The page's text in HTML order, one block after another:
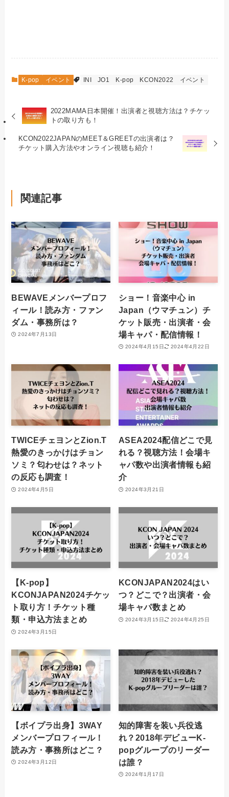
K-pop イベント INI JO1 K-pop KCON2022 イベント
2022MAMA日本開催！出演者と視聴方法は？チケッ
トの取り方も！
KCON2022JAPANのMEET＆GREETの出演者は？
チケット購入方法やオンライン視聴も紹介！
関連記事
BEWAVEメンバープロフ
ィール！読み方・ファン
ダム・事務所は？
2024年7月13日
ショー！音楽中心 in
Japan（ウマチュン）チ
ケット販売・出演者・会
場キャパ・配信情報！
2024年4月15日 2024年4月22日
TWICEチェヨンとZion.T
熱愛のきっかけはチョン
ソミ？匂わせは？ネット
の反応も調査！
2024年4月5日
ASEA2024配信どこで見
れる？視聴方法！会場キ
ャパ数や出演者情報も紹
介
2024年3月21日
【K-pop】
KCONJAPAN2024チケッ
ト取り方！チケット種
類・申込方法まとめ
2024年3月15日
KCONJAPAN2024はい
つ？どこで？出演者・会
場キャパ数まとめ
2024年3月15日 2024年4月25日
【ボイプラ出身】3WAY
メンバープロフィール！
読み方・事務所はどこ？
2024年3月12日
知的障害を装い兵役逃
れ？2018年デビューK-
popグループのリーダー
は誰？
2024年1月17日